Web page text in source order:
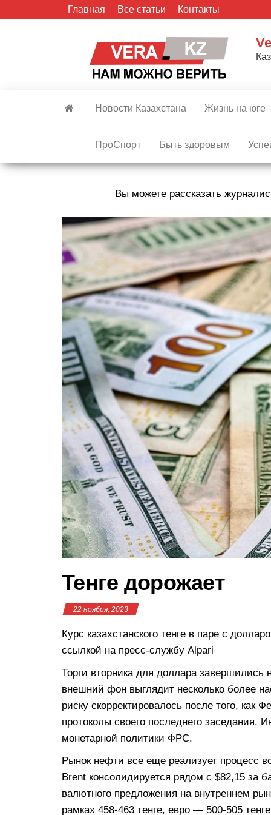
Главная Все статьи Контакты
Новости Казахстана Жизнь на юге
ПроСпорт Быть здоровым
Вы можете рассказать
Тенге дорожает
22 ноября, 2023
Курс казахстанского тенге в паре с
ссылкой на пресс-службу Alpari
Торги вторника для доллара завершились
внешний фон выглядит несколько более
риску скорректировалось после того, как
протоколы своего последнего заседания.
монетарной политики ФРС.
Рынок нефти все еще реализует процесс
Brent консолидируется рядом с $82,15 за
валютного предложения на внутреннем
рамках 458-463 тенге, евро — 500-505